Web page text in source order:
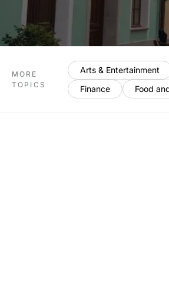
MORE
TOPICS
Arts & Entertainment
Finance
Food